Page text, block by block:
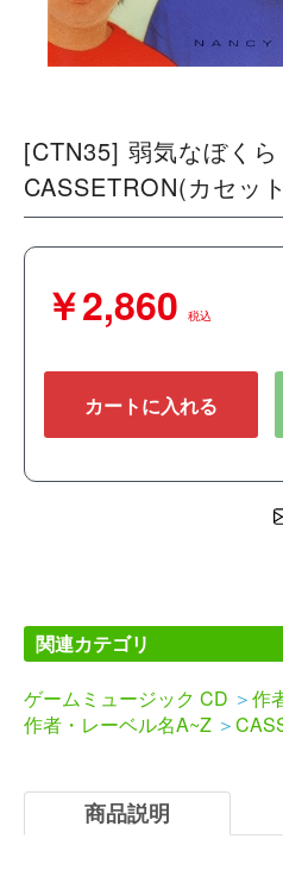
[CTN35] 弱気なぼく
CASSETRON(カセッ
￥2,860 税込
カートに入れる
関連カテゴリ
ゲームミュージック CD ＞作
作者・レーベル名A~Z ＞
商品説明